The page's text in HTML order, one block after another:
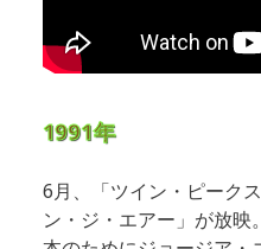
1991年
6月、「ツイン・ピーク
ン・ジ・エアー」が放映